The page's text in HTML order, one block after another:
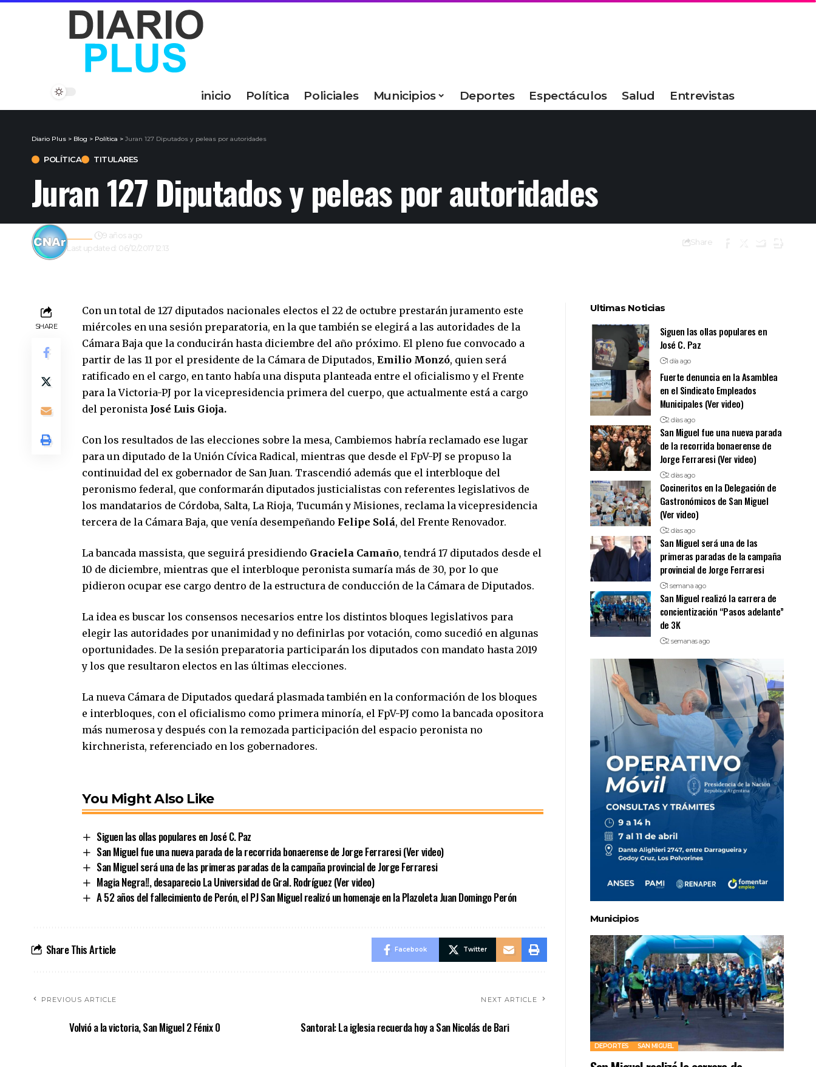
inicio Política Policiales Municipios Deportes Espectáculos Salud Entrevistas
Diario Plus > Blog > Política > Juran 127 Diputados y peleas por autoridades
POLÍTICA TITULARES
Juran 127 Diputados y peleas por autoridades
Last updated: 06/12/2017 12:13
admin 9 años ago
Share
SHARE
Con un total de 127 diputados nacionales electos el 22 de octubre prestarán juramento este
miércoles en una sesión preparatoria, en la que también se elegirá a las autoridades de la
Cámara Baja que la conducirán hasta diciembre del año próximo. El pleno fue convocado a
partir de las 11 por el presidente de la Cámara de Diputados,Emilio Monzó, quien será
ratificado en el cargo, en tanto había una disputa planteada entre el oficialismo y el Frente
para la Victoria-PJ por la vicepresidencia primera del cuerpo, que actualmente está a cargo
del peronista José Luis Gioja.
Con los resultados de las elecciones sobre la mesa, Cambiemos habría reclamado ese lugar
para un diputado de la Unión Cívica Radical, mientras que desde el FpV-PJ se propuso la
continuidad del ex gobernador de San Juan. Trascendió además que el interbloque del
peronismo federal, que conformarán diputados justicialistas con referentes legislativos de
los mandatarios de Córdoba, Salta, La Rioja, Tucumán y Misiones, reclama la vicepresidencia
tercera de la Cámara Baja, que venía desempeñando Felipe Solá, del Frente Renovador.
La bancada massista, que seguirá presidiendo Graciela Camaño, tendrá 17 diputados desde el
10 de diciembre, mientras que el interbloque peronista sumaría más de 30, por lo que
pidieron ocupar ese cargo dentro de la estructura de conducción de la Cámara de Diputados.
La idea es buscar los consensos necesarios entre los distintos bloques legislativos para
elegir las autoridades por unanimidad y no definirlas por votación, como sucedió en algunas
oportunidades. De la sesión preparatoria participarán los diputados con mandato hasta 2019
y los que resultaron electos en las últimas elecciones.
La nueva Cámara de Diputados quedará plasmada también en la conformación de los bloques
e interbloques, con el oficialismo como primera minoría, el FpV-PJ como la bancada opositora
más numerosa y después con la remozada participación del espacio peronista no
kirchnerista, referenciado en los gobernadores.
You Might Also Like
Siguen las ollas populares en José C. Paz
San Miguel fue una nueva parada de la recorrida bonaerense de Jorge Ferraresi (Ver video)
San Miguel será una de las primeras paradas de la campaña provincial de Jorge Ferraresi
Magia Negra!!, desaparecio La Universidad de Gral. Rodríguez (Ver video)
A 52 años del fallecimiento de Perón, el PJ San Miguel realizó un homenaje en la Plazoleta Juan Domingo Perón
Share This Article Facebook Twitter
PREVIOUS ARTICLE
Volvió a la victoria, San Miguel 2 Fénix 0
NEXT ARTICLE
Santoral: La iglesia recuerda hoy a San Nicolás de Bari
Ultimas Noticias
Siguen las ollas populares en
José C. Paz
1 día ago
Fuerte denuncia en la Asamblea
en el Sindicato Empleados
Municipales (Ver video)
2 días ago
San Miguel fue una nueva parada
de la recorrida bonaerense de
Jorge Ferraresi (Ver video)
2 días ago
Cocineritos en la Delegación de
Gastronómicos de San Miguel
(Ver video)
2 días ago
San Miguel será una de las
primeras paradas de la campaña
provincial de Jorge Ferraresi
1 semana ago
San Miguel realizó la carrera de
concientización “Pasos adelante”
de 3K
2 semanas ago
Municipios
DEPORTES SAN MIGUEL